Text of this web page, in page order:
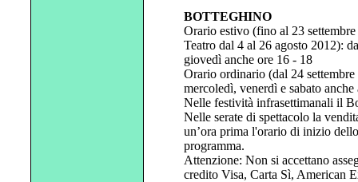
BOTTEGHINO
Orario estivo (fino al 23
Teatro dal 4 al 26 agosto 2012):
giovedì anche ore 16 - 18
Orario ordinario (dal 24
mercoledì, venerdì e sabato
Nelle festività infrasettimanali il
Nelle serate di spettacolo la
un’ora prima l'orario di inizio
programma.
Attenzione: Non si accettano
credito Visa, Carta Sì, American